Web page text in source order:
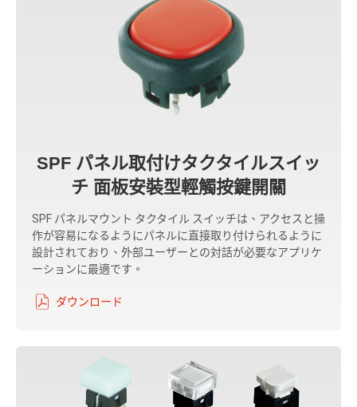
SPF パネル取付けタクタイルスイッ
チ 面板安裝型輕觸按鍵開關
SPF パネルマウント タクタイル スイッチは、アクセスと操
作が容易になるようにパネルに直接取り付けられるように
設計されており、外部ユーザーとの対話が必要なアプリケ
ーションに最適です。
ダウンロード